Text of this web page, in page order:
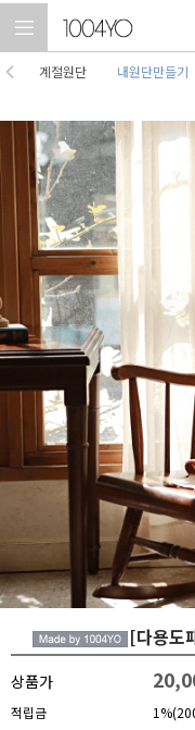
계절원단 내원단만들기
[다용도
상품가
적립금